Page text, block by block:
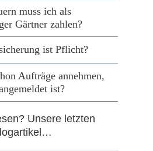
muss ich als
Gärtner zahlen?
ist Pflicht?
Aufträge annehmen,
ist?
Unsere letzten